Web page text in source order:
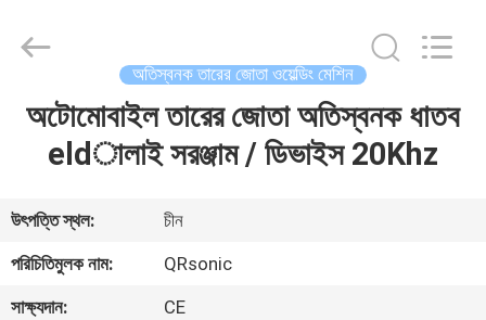
বাড়ি
আমাদের
সম্বন্ধে
Equipment
Co.,Ltd.
অতিস্বনক তারের জোতা ওয়েল্ডিং মেশিন
অটোমোবাইল তারের জোতা অতিস্বনক ধাতব
eldালাই সরঞ্জাম / ডিভাইস 20Khz
উৎপত্তি স্থল:
চীন
পরিচিতিমুলক নাম:
QRsonic
সাক্ষ্যদান:
CE